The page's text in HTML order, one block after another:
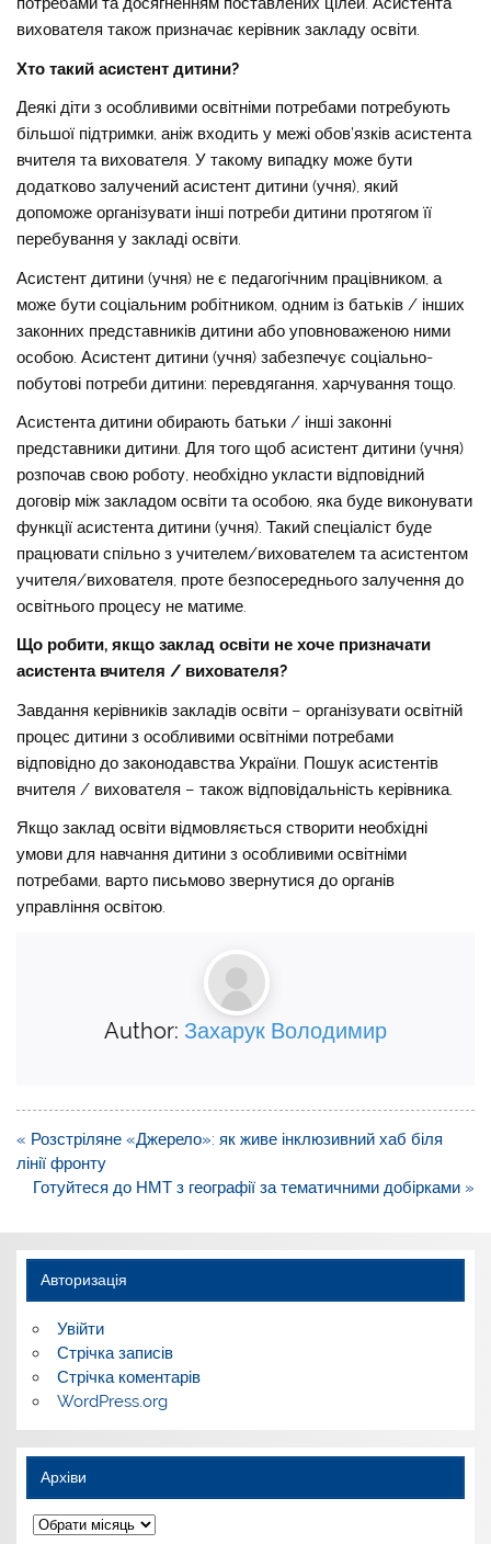
вихователя також призначає керівник закладу освіти.
Хто такий асистент дитини?
Деякі діти з особливими освітніми потребами потребують
більшої підтримки, аніж входить у межі обов’язків асистента
вчителя та вихователя. У такому випадку може бути
додатково залучений асистент дитини (учня), який
допоможе організувати інші потреби дитини протягом її
перебування у закладі освіти.
Асистент дитини (учня) не є педагогічним працівником, а
може бути соціальним робітником, одним із батьків / інших
законних представників дитини або уповноваженою ними
особою. Асистент дитини (учня) забезпечує соціально-
побутові потреби дитини: перевдягання, харчування тощо.
Асистента дитини обирають батьки / інші законні
представники дитини. Для того щоб асистент дитини (учня)
розпочав свою роботу, необхідно укласти відповідний
договір між закладом освіти та особою, яка буде виконувати
функції асистента дитини (учня). Такий спеціаліст буде
працювати спільно з учителем/вихователем та асистентом
учителя/вихователя, проте безпосереднього залучення до
освітнього процесу не матиме.
Що робити, якщо заклад освіти не хоче призначати
асистента вчителя / вихователя?
Завдання керівників закладів освіти – організувати освітній
процес дитини з особливими освітніми потребами
відповідно до законодавства України. Пошук асистентів
вчителя / вихователя – також відповідальність керівника.
Якщо заклад освіти відмовляється створити необхідні
умови для навчання дитини з особливими освітніми
потребами, варто письмово звернутися до органів
управління освітою.
Author: Захарук Володимир
Навігація
записів
« Розстріляне «Джерело»: як живе інклюзивний хаб біля
лінії фронту
Готуйтеся до НМТ з географії за тематичними добірками »
Авторизація
Увійти
Стрічка записів
Стрічка коментарів
WordPress.org
Архіви
Архіви